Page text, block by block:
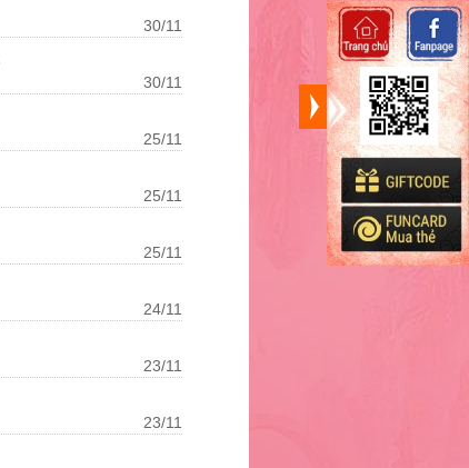
30/11
30/11
25/11
25/11
25/11
24/11
23/11
23/11